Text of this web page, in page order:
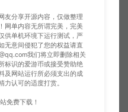
友分享开源内容，仅做整理
网单内容无所谓完美，完美
供单机环境下运行测试，严
无意间侵犯了您的权益请直
我们将立即删除相关
标识的爱游币或接受赞助绝
及网站运行所必须支出的成
力认可的适度打赏。
免费下载！